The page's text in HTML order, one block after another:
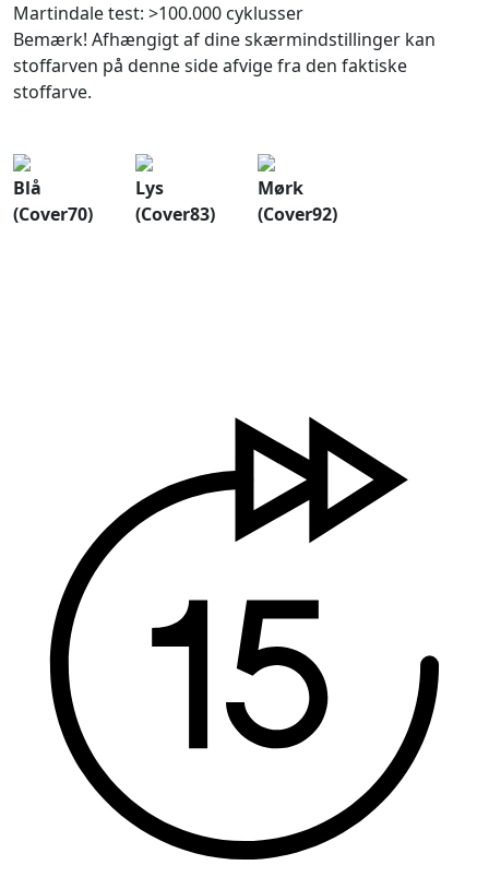
Martindale test: >100.000 cyklusser
Bemærk! Afhængigt af dine skærmindstillinger kan
stoffarven på denne side afvige fra den faktiske
stoffarve.
Blå
(Cover70)
Lys
(Cover83)
Mørk
(Cover92)